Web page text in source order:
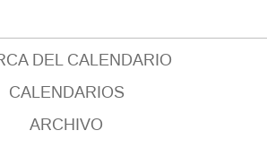
DEL CALENDARIO
CALENDARIOS
ARCHIVO